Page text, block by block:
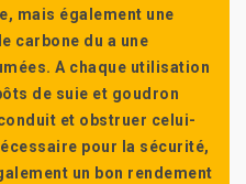
mais également une
carbone du a une
A chaque utilisation
de suie et goudron
et obstruer celui-
pour la sécurité,
un bon rendement